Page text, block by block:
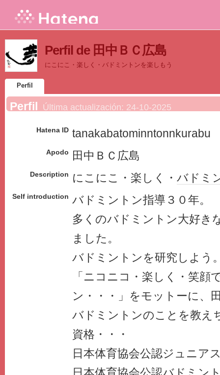
Perfil de 田中ＢＣ広島
にこにこ・楽しく・バドミントンを楽しもう
Perfil
Perfil Última actualización: 24-10-2025
Hatena ID tanakabatominntonnkurabu
Apodo 田中ＢＣ広島
Description にこにこ・楽しく・ バドミ
Self introduction バドミントン指導３０年。
多くのバドミントン大好き
ました。
バドミントンを研究しよう
「ニコニコ・楽しく・笑顔
ン・・・」をモットーに、
バドミントンのことを教え
資格・・・
日本体育協会公認ジュニア